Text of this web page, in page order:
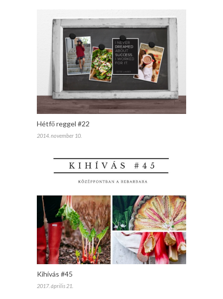
Hétfő reggel #22
2014. november 10.
Kihívás #45
2017. április 21.